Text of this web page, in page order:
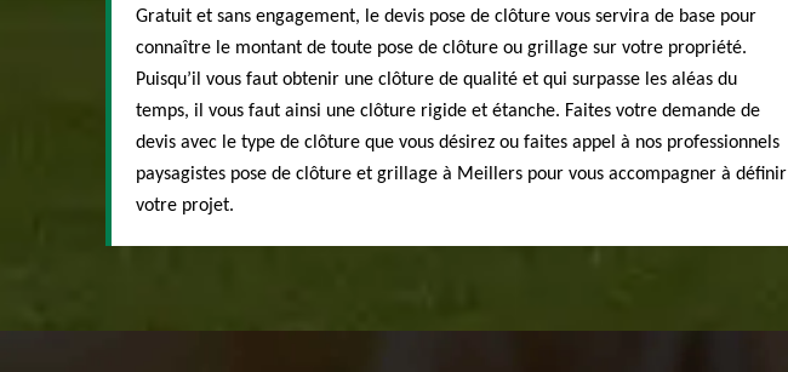
Gratuit et sans engagement, le devis pose de clôture vous servira de base pour
connaître le montant de toute pose de clôture ou grillage sur votre propriété.
Puisqu’il vous faut obtenir une clôture de qualité et qui surpasse les aléas du
temps, il vous faut ainsi une clôture rigide et étanche. Faites votre demande de
devis avec le type de clôture que vous désirez ou faites appel à nos professionnels
paysagistes pose de clôture et grillage à Meillers pour vous accompagner à définir
votre projet.